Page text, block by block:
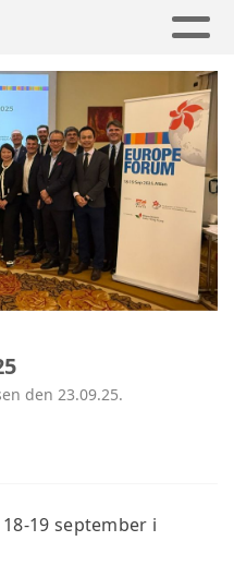
den 23.09.25.
19 september i